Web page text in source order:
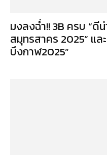
มงลงฉ่ำ!! 3B ครบ “ดี
สมุทรสาคร 2025” แล
บึงกาฬ2025”